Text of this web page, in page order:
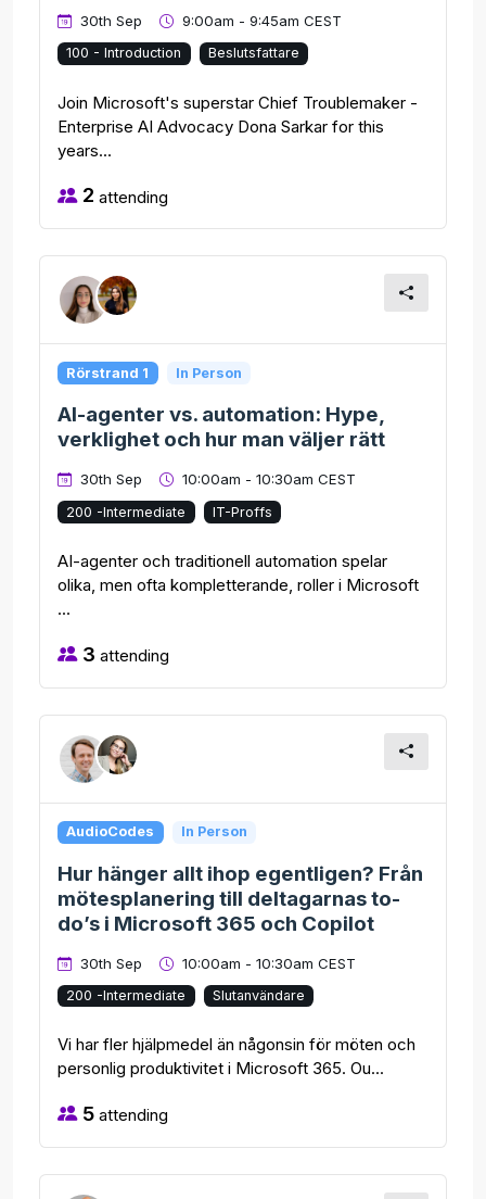
30th Sep 9:00am - 9:45am CEST
100 - Introduction Beslutsfattare
Join Microsoft's superstar Chief Troublemaker -
Enterprise AI Advocacy Dona Sarkar for this
years...
2 attending
Rörstrand 1 In Person
AI-agenter vs. automation: Hype,
verklighet och hur man väljer rätt
30th Sep 10:00am - 10:30am CEST
200 -Intermediate IT-Proffs
AI-agenter och traditionell automation spelar
olika, men ofta kompletterande, roller i Microsoft
...
3 attending
AudioCodes In Person
Hur hänger allt ihop egentligen? Från
mötesplanering till deltagarnas to-
do’s i Microsoft 365 och Copilot
30th Sep 10:00am - 10:30am CEST
200 -Intermediate Slutanvändare
Vi har fler hjälpmedel än någonsin för möten och
personlig produktivitet i Microsoft 365. Ou...
5 attending